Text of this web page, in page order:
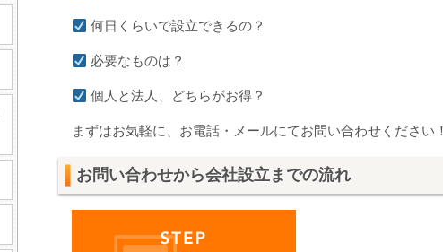
何日くらいで設立できるの？
必要なものは？
個人と法人、どちらがお得？
まずはお気軽に、お電話・メールにてお問い合わせください
お問い合わせから会社設立までの流れ